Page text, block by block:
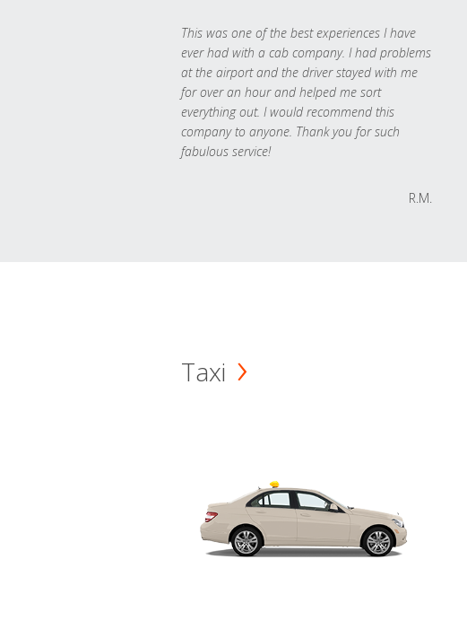
This was one of the best experiences I have
ever had with a cab company. I had problems
at the airport and the driver stayed with me
for over an hour and helped me sort
everything out. I would recommend this
company to anyone. Thank you for such
fabulous service!
R.M.
Taxi